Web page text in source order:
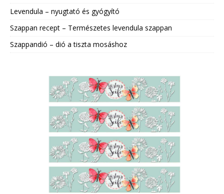
Levendula – nyugtató és gyógyító
Szappan recept – Természetes levendula szappan
Szappandió – dió a tiszta mosáshoz